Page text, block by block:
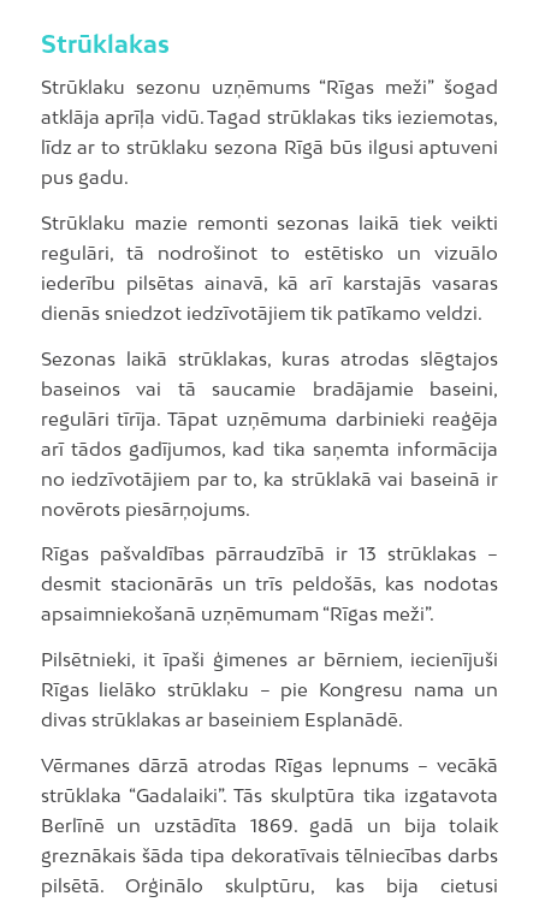
Strūklakas
Strūklaku sezonu uzņēmums “Rīgas meži” šogad
atklāja aprīļa vidū. Tagad strūklakas tiks ieziemotas,
līdz ar to strūklaku sezona Rīgā būs ilgusi aptuveni
pus gadu.
Strūklaku mazie remonti sezonas laikā tiek veikti
regulāri, tā nodrošinot to estētisko un vizuālo
iederību pilsētas ainavā, kā arī karstajās vasaras
dienās sniedzot iedzīvotājiem tik patīkamo veldzi.
Sezonas laikā strūklakas, kuras atrodas slēgtajos
baseinos vai tā saucamie bradājamie baseini,
regulāri tīrīja. Tāpat uzņēmuma darbinieki reaģēja
arī tādos gadījumos, kad tika saņemta informācija
no iedzīvotājiem par to, ka strūklakā vai baseinā ir
novērots piesārņojums.
Rīgas pašvaldības pārraudzībā ir 13 strūklakas –
desmit stacionārās un trīs peldošās, kas nodotas
apsaimniekošanā uzņēmumam “Rīgas meži”.
Pilsētnieki, it īpaši ģimenes ar bērniem, iecienījuši
Rīgas lielāko strūklaku – pie Kongresu nama un
divas strūklakas ar baseiniem Esplanādē.
Vērmanes dārzā atrodas Rīgas lepnums – vecākā
strūklaka “Gadalaiki”. Tās skulptūra tika izgatavota
Berlīnē un uzstādīta 1869. gadā un bija tolaik
greznākais šāda tipa dekoratīvais tēlniecības darbs
pilsētā. Orģinālo skulptūru, kas bija cietusi